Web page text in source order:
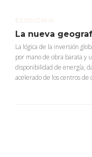
ECONOMIA
La nueva
La lógica de la inversión
por mano de obra barata y
disponibilidad de energía,
acelerado de los centros de